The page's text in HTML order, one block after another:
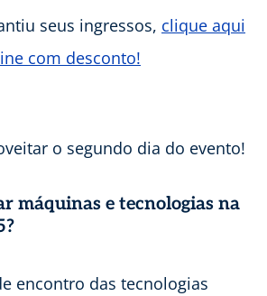
seus ingressos, clique aqui
com desconto!
o segundo dia do evento!
máquinas e tecnologias na
encontro das tecnologias